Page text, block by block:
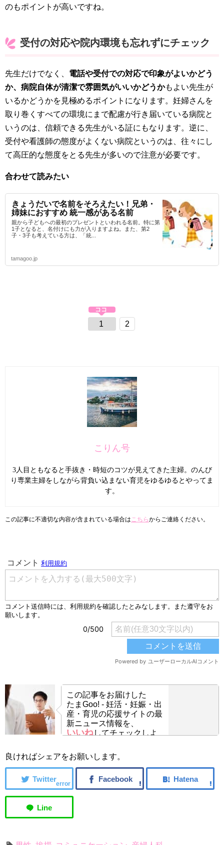
のもポイントが高いですね。
受付の対応や院内環境も忘れずにチェック
先生だけでなく、 電話や受付での対応で印象がよいかどう
か、病院自体が清潔で雰囲気がいいかどうかもよい先生が
いるかどうかを見極めるポイントになります。妊婦さんを
取り巻くすべての環境にまで配慮が行き届いている病院と
いうのは、信頼できる先生がいる証にもなります。逆に、
受付や看護師の態度がよくない病院というのは、往々にし
て高圧的な態度をとる先生が多いので注意が必要です。
合わせて読みたい
きょうだいで名前をそろえたい！兄弟・
姉妹におすすめ 統一感がある名前
親から子どもへの最初のプレゼントといわれる名前。特に第
1子となると、名付けにも力が入りますよね。また、第2
子・3子も考えている方は、「統...
tamagoo.jp
1 2
こりん号
3人目ともなると手抜き・時短のコツが見えてきた主婦。のんび
り専業主婦をしながら背負い込まない育児をゆるゆるとやってま
す。
この記事に不適切な内容が含まれている場合はこちらからご連絡ください。
この記事をお届けした
たまGoo! - 妊活・妊娠・出
産・育児の応援サイトの最
新ニュース情報を、
いいねしてチェックしよ
良ければシェアをお願いします。
error